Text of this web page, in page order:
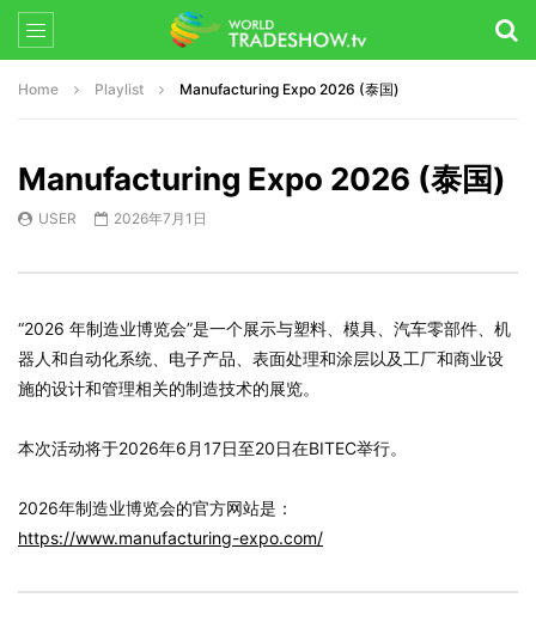
Home Playlist Manufacturing Expo 2026 (泰国)
Manufacturing Expo 2026 (泰国)
USER 2026年7月1日
“2026 年制造业博览会”是一个展示与塑料、模具、汽车零部件、机
器人和自动化系统、电子产品、表面处理和涂层以及工厂和商业设
施的设计和管理相关的制造技术的展览。
本次活动将于2026年6月17日至20日在BITEC举行。
2026年制造业博览会的官方网站是：
https://www.manufacturing-expo.com/